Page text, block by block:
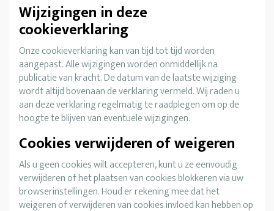
Wijzigingen in deze
cookieverklaring
Onze cookieverklaring kan van tijd tot tijd worden
aangepast. Alle wijzigingen worden onmiddellijk na
publicatie van kracht. De datum van de laatste wijziging
wordt altijd bovenaan de verklaring vermeld. Wij raden u
aan deze verklaring regelmatig te raadplegen om op de
hoogte te blijven van eventuele wijzigingen.
Cookies verwijderen of weigeren
Als u geen cookies wilt accepteren, kunt u ze eenvoudig
verwijderen of het plaatsen van cookies blokkeren via uw
browserinstellingen. Houd er rekening mee dat het
weigeren of verwijderen van cookies invloed kan hebben op